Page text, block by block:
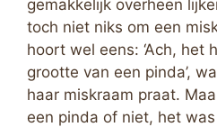
gemakkelijk overheen
toch niet niks om een
hoort wel eens: ‘Ach, het
grootte van een pinda’,
haar miskraam praat.
een pinda of niet, het